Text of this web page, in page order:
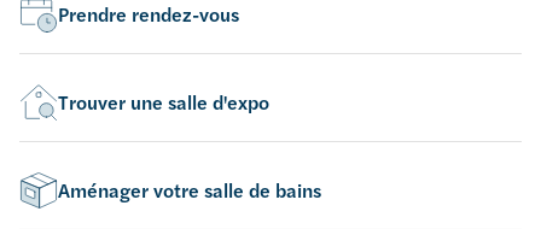
Prendre rendez-vous
Trouver une salle d'expo
Aménager votre salle de bains